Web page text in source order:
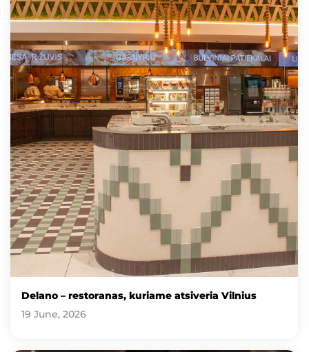
Delano – restoranas, kuriame atsiveria Vilnius
19 June, 2026